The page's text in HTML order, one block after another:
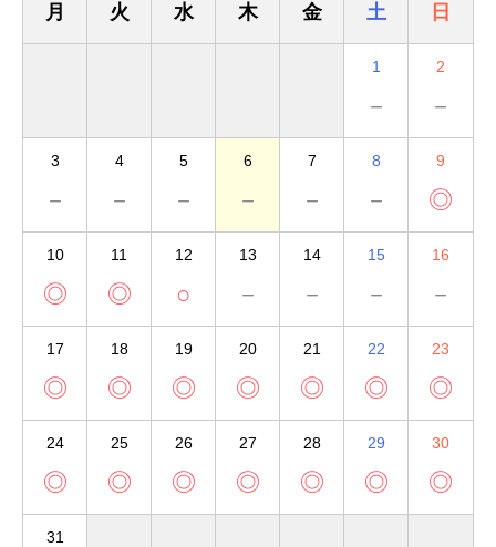
月 火 水 木 金 土 日
1
－
2
－
3
－
4
－
5
－
6
－
7
－
8
－
9
◎
10
◎
11
◎
12
○
13
－
14
－
15
－
16
－
17
◎
18
◎
19
◎
20
◎
21
◎
22
◎
23
◎
24
◎
25
◎
26
◎
27
◎
28
◎
29
◎
30
◎
31